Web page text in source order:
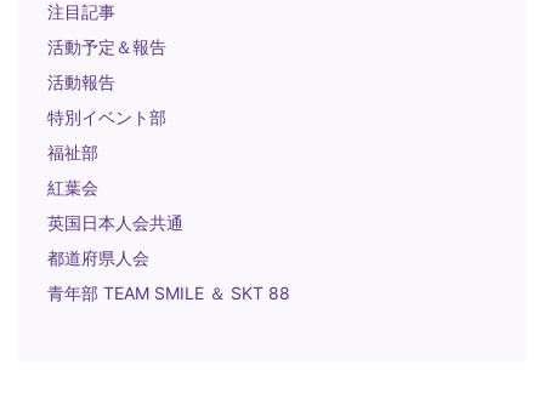
注目記事
活動予定＆報告
活動報告
特別イベント部
福祉部
紅葉会
英国日本人会共通
都道府県人会
青年部 TEAM SMILE ＆ SKT 88